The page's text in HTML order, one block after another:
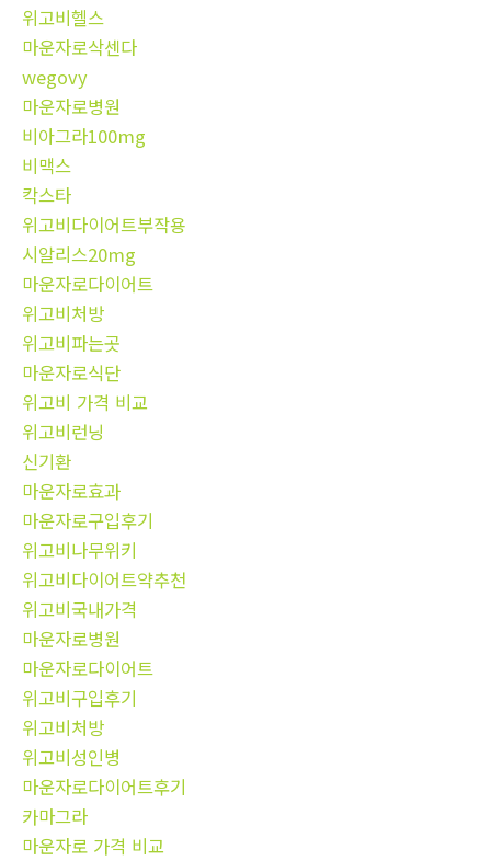
위고비헬스
마운자로삭센다
wegovy
마운자로병원
비아그라100mg
비맥스
칵스타
위고비다이어트부작용
시알리스20mg
마운자로다이어트
위고비처방
위고비파는곳
마운자로식단
위고비 가격 비교
위고비런닝
신기환
마운자로효과
마운자로구입후기
위고비나무위키
위고비다이어트약추천
위고비국내가격
마운자로병원
마운자로다이어트
위고비구입후기
위고비처방
위고비성인병
마운자로다이어트후기
카마그라
마운자로 가격 비교